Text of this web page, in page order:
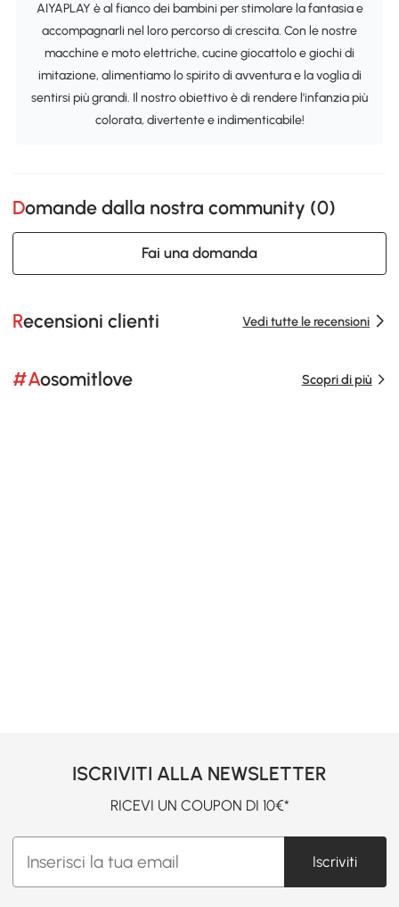
AIYAPLAY è al fianco dei bambini per stimolare la fantasia e
accompagnarli nel loro percorso di crescita. Con le nostre
macchine e moto elettriche, cucine giocattolo e giochi di
imitazione, alimentiamo lo spirito di avventura e la voglia di
sentirsi più grandi. Il nostro obiettivo è di rendere l'infanzia più
colorata, divertente e indimenticabile!
Domande dalla nostra community (0)
Fai una domanda
Recensioni clienti Vedi tutte le recensioni
#Aosomitlove Scopri di più
ISCRIVITI ALLA NEWSLETTER
RICEVI UN COUPON DI 10€*
Iscriviti